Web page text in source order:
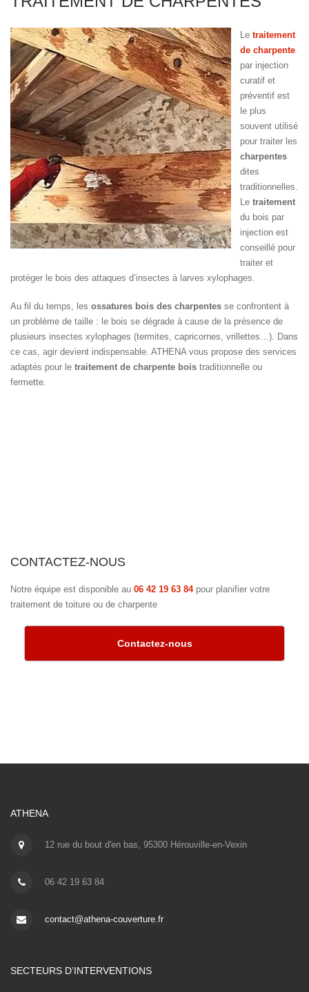
Le traitement
de charpente
par injection
curatif et
préventif est
le plus
souvent utilisé
pour traiter les
charpentes
dites
traditionnelles.
Le traitement
du bois par
injection est
conseillé pour
traiter et
protéger le bois des attaques d’insectes à larves xylophages.
Au fil du temps, les ossatures bois des charpentes se confrontent à
un problème de taille : le bois se dégrade à cause de la présence de
plusieurs insectes xylophages (termites, capricornes, vrillettes…). Dans
ce cas, agir devient indispensable. ATHENA vous propose des services
adaptés pour le traitement de charpente bois traditionnelle ou
fermette.
CONTACTEZ-NOUS
Notre équipe est disponible au 06 42 19 63 84pour planifier votre
traitement de toiture ou de charpente
Contactez-nous
ATHENA
12 rue du bout d'en bas, 95300 Hérouville-en-Vexin
06 42 19 63 84
contact@athena-couverture.fr
SECTEURS D’INTERVENTIONS